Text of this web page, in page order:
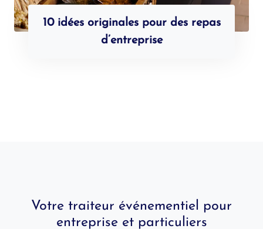
10 idées originales pour des repas
d’entreprise
Votre traiteur événementiel pour
entreprise et particuliers